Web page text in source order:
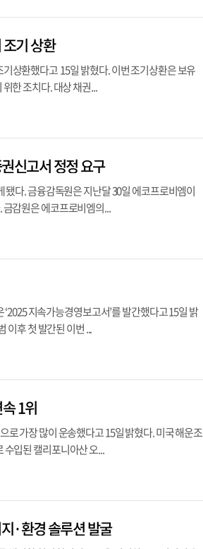
기 상환
상환했다고 15일 밝혔다. 이번 조기상환은 보유
한 조치다. 대상 채권...
신고서 정정 요구
다. 금융감독원은 지난달 30일 에코프로비엠이
감원은 에코프로비엠의...
지속가능경영보고서’를 발간했다고 15일 밝
이후 첫 발간된 이번 ...
1위
가장 많이 운송했다고 15일 밝혔다. 미국 해운조
수입된 캘리포니아산 오...
·환경 솔루션 발굴